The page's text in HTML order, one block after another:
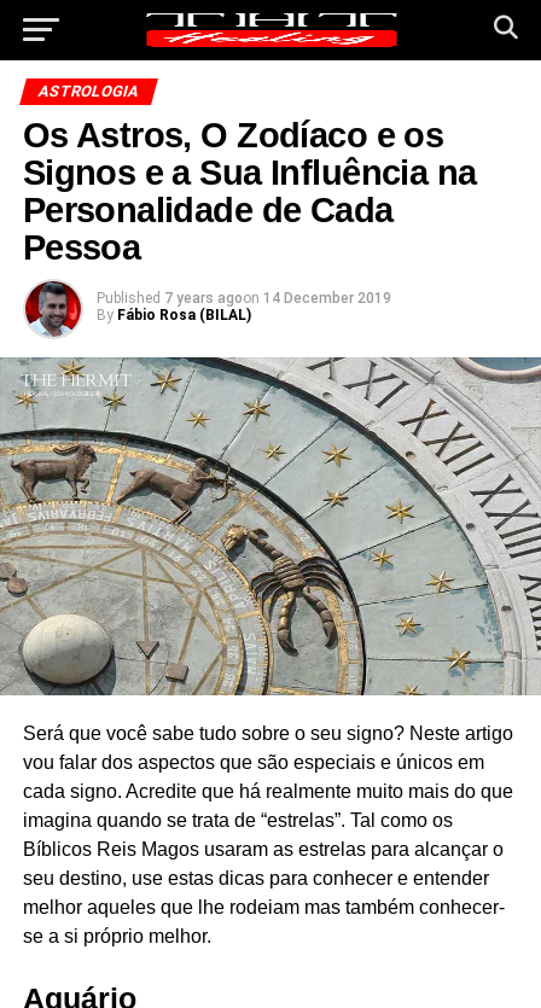
ASTROLOGIA
Os Astros, O Zodíaco e os
Signos e a Sua Influência na
Personalidade de Cada
Pessoa
Published 7 years agoon 14 December 2019
By Fábio Rosa (BILAL)
Será que você sabe tudo sobre o seu signo? Neste artigo
vou falar dos aspectos que são especiais e únicos em
cada signo. Acredite que há realmente muito mais do que
imagina quando se trata de “estrelas”. Tal como os
Bíblicos Reis Magos usaram as estrelas para alcançar o
seu destino, use estas dicas para conhecer e entender
melhor aqueles que lhe rodeiam mas também conhecer-
se a si próprio melhor.
Aquário